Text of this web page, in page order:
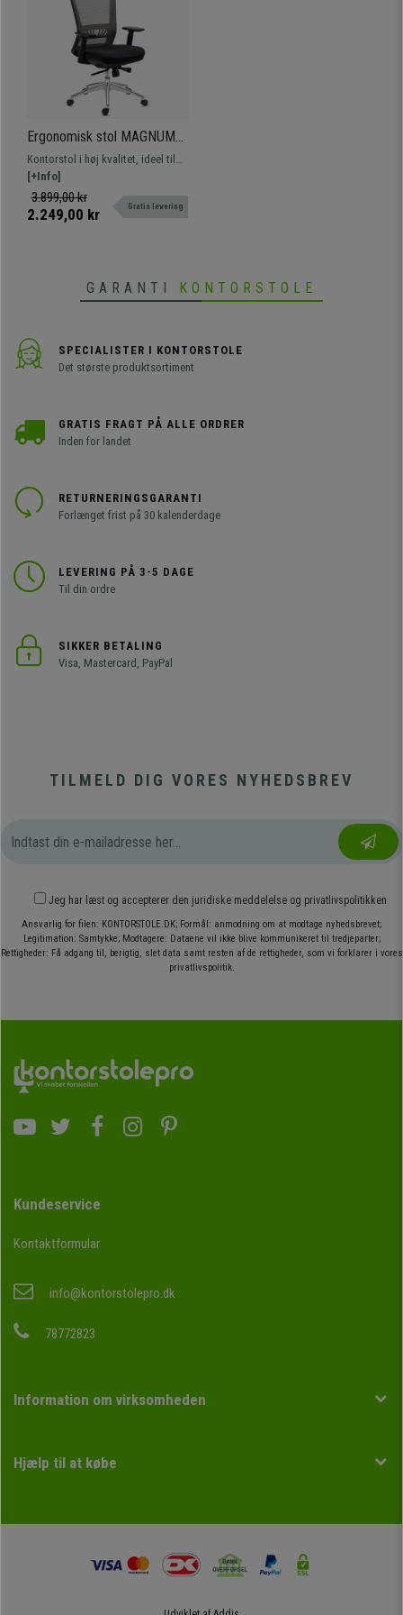
Ergonomisk stol MAGNUM
ELITE, Nakkestøtte, 8
timers brug, Aluminiumsfod,
Lændestøtte, Grå
Kontorstol i høj kvalitet, ideel til
intensiv brug. Kombinerer elegant
design med førsteklasses
udførelse og komfort.
[+Info]
3.899,00 kr
2.249,00 kr Gratis levering
GARANTI KONTORSTOLE
SPECIALISTER I KONTORSTOLE
Det største produktsortiment
GRATIS FRAGT PÅ ALLE ORDRER
Inden for landet
RETURNERINGSGARANTI
Forlænget frist på 30 kalenderdage
LEVERING PÅ 3-5 DAGE
Til din ordre
SIKKER BETALING
Visa, Mastercard, PayPal
TILMELD DIG VORES NYHEDSBREV
Jeg har læst og accepterer den juridiske meddelelse og privatlivspolitikken
Ansvarlig for filen: KONTORSTOLE.DK; Formål: anmodning om at modtage nyhedsbrevet;
Legitimation: Samtykke; Modtagere: Dataene vil ikke blive kommunikeret til tredjeparter;
Rettigheder: Få adgang til, berigtig, slet data samt resten af de rettigheder, som vi forklarer i vores
privatlivspolitik.
Kundeservice
Kontaktformular
info@kontorstolepro.dk
78772823
Information om virksomheden
Hjælp til at købe